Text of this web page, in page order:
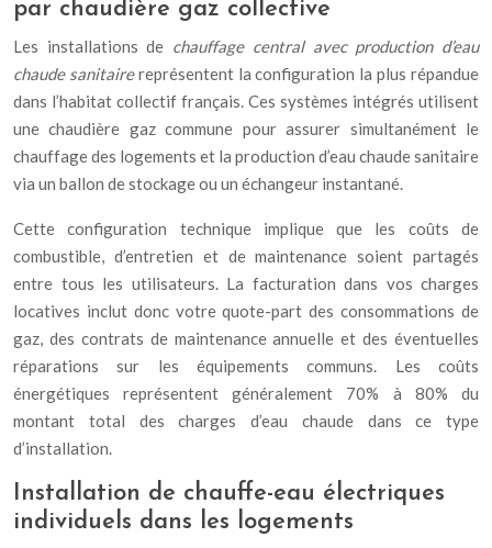
par chaudière gaz collective
Les installations de chauffage central avec production d’eau
chaude sanitairereprésentent la configuration la plus répandue
dans l’habitat collectif français. Ces systèmes intégrés utilisent
une chaudière gaz commune pour assurer simultanément le
chauffage des logements et la production d’eau chaude sanitaire
via un ballon de stockage ou un échangeur instantané.
Cette configuration technique implique que les coûts de
combustible, d’entretien et de maintenance soient partagés
entre tous les utilisateurs. La facturation dans vos charges
locatives inclut donc votre quote-part des consommations de
gaz, des contrats de maintenance annuelle et des éventuelles
réparations sur les équipements communs. Les coûts
énergétiques représentent généralement 70% à 80% du
montant total des charges d’eau chaude dans ce type
d’installation.
Installation de chauffe-eau électriques
individuels dans les logements